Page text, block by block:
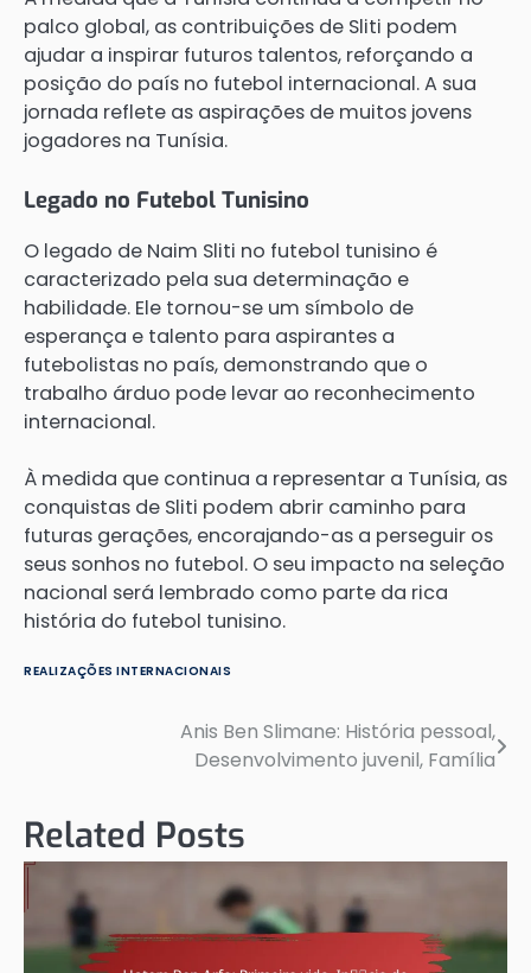
palco global, as contribuições de Sliti podem
ajudar a inspirar futuros talentos, reforçando a
posição do país no futebol internacional. A sua
jornada reflete as aspirações de muitos jovens
jogadores na Tunísia.
Legado no Futebol Tunisino
O legado de Naim Sliti no futebol tunisino é
caracterizado pela sua determinação e
habilidade. Ele tornou-se um símbolo de
esperança e talento para aspirantes a
futebolistas no país, demonstrando que o
trabalho árduo pode levar ao reconhecimento
internacional.
À medida que continua a representar a Tunísia, as
conquistas de Sliti podem abrir caminho para
futuras gerações, encorajando-as a perseguir os
seus sonhos no futebol. O seu impacto na seleção
nacional será lembrado como parte da rica
história do futebol tunisino.
REALIZAÇÕES INTERNACIONAIS
Anis Ben Slimane: História pessoal,
Desenvolvimento juvenil, Família
Related Posts